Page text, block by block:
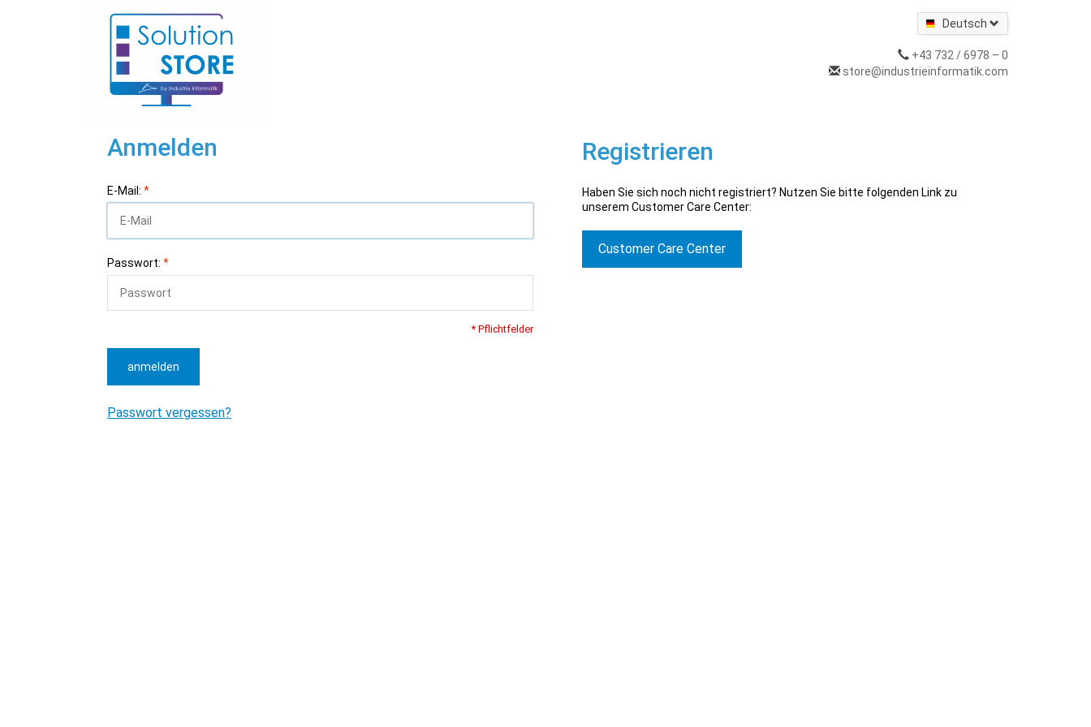
Deutsch
+43 732 / 6978 – 0
store@industrieinformatik.com
Anmelden
E-Mail: *
Passwort: *
* Pflichtfelder
Passwort vergessen?
anmelden
Registrieren
Haben Sie sich noch nicht registriert? Nutzen Sie bitte folgenden Link zu
unserem Customer Care Center:
Customer Care Center